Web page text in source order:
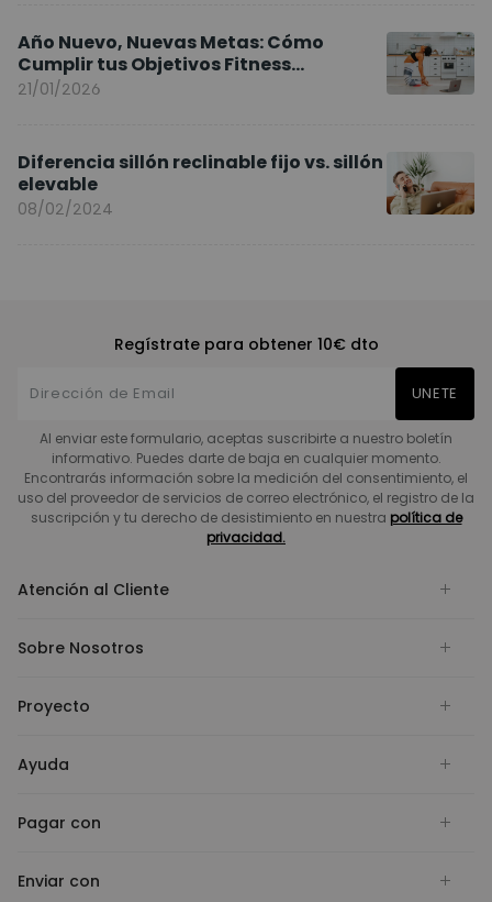
Año Nuevo, Nuevas Metas: Cómo
Cumplir tus Objetivos Fitness
Entrenando en Casa
21/01/2026
Diferencia sillón reclinable fijo vs. sillón
elevable
08/02/2024
Regístrate para obtener 10€ dto
UNETE
Al enviar este formulario, aceptas suscribirte a nuestro boletín
informativo. Puedes darte de baja en cualquier momento.
Encontrarás información sobre la medición del consentimiento, el
uso del proveedor de servicios de correo electrónico, el registro de la
suscripción y tu derecho de desistimiento en nuestra política de
privacidad.
Atención al Cliente
Sobre Nosotros
Proyecto
Ayuda
Pagar con
Enviar con